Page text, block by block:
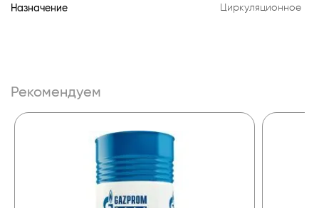
Назначение Циркуляционное
Рекомендуем